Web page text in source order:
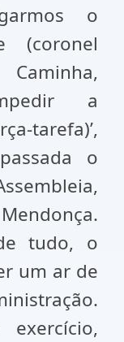
o
(coronel
a
tarefa)’,
o
tudo, o
um ar de